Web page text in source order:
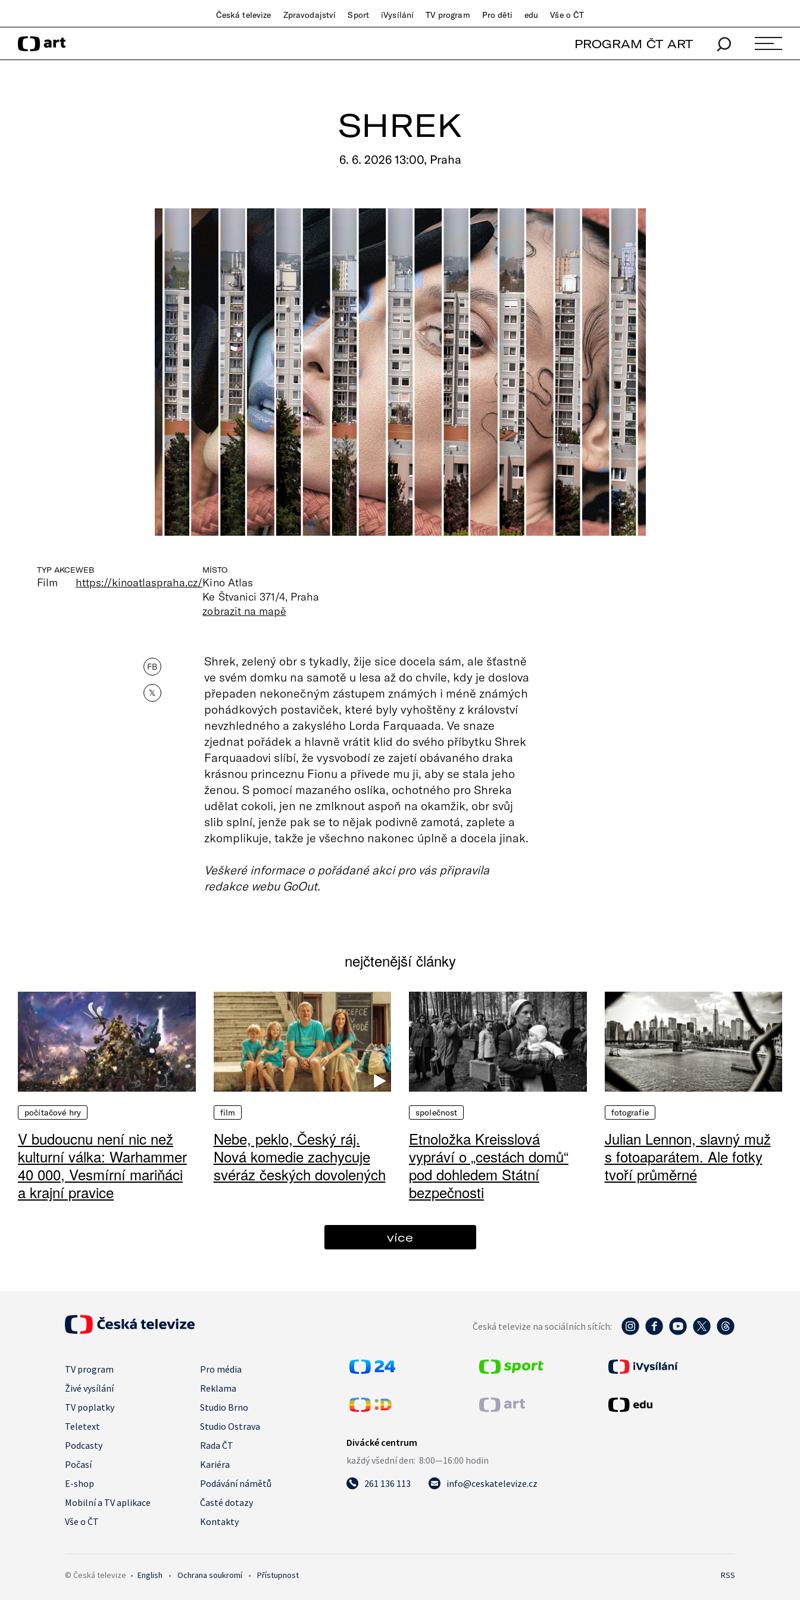
Česká televize Zpravodajství Sport iVysílání TV program Pro děti edu Vše o ČT
PROGRAM ČT ART
SHREK
6. 6. 2026 13:00, Praha
TYP AKCE
Film
WEB
https://kinoatlaspraha.cz/
MÍSTO
Kino Atlas
Ke Štvanici 371/4, Praha
zobrazit na mapě
FB
𝕏
Shrek, zelený obr s tykadly, žije sice docela sám, ale šťastně
ve svém domku na samotě u lesa až do chvíle, kdy je doslova
přepaden nekonečným zástupem známých i méně známých
pohádkových postaviček, které byly vyhoštěny z království
nevzhledného a zakyslého Lorda Farquaada. Ve snaze
zjednat pořádek a hlavně vrátit klid do svého příbytku Shrek
Farquaadovi slíbí, že vysvobodí ze zajetí obávaného draka
krásnou princeznu Fionu a přivede mu ji, aby se stala jeho
ženou. S pomocí mazaného oslíka, ochotného pro Shreka
udělat cokoli, jen ne zmlknout aspoň na okamžik, obr svůj
slib splní, jenže pak se to nějak podivně zamotá, zaplete a
zkomplikuje, takže je všechno nakonec úplně a docela jinak.
Veškeré informace o pořádané akci pro vás připravila
redakce webu GoOut.
nejčtenější články
počítačové hry
V budoucnu není nic než
kulturní válka: Warhammer
40 000, Vesmírní mariňáci
a krajní pravice
film
Nebe, peklo, Český ráj.
Nová komedie zachycuje
svéráz českých dovolených
společnost
Etnoložka Kreisslová
vypráví o „cestách domů“
pod dohledem Státní
bezpečnosti
fotografie
Julian Lennon, slavný muž
s fotoaparátem. Ale fotky
tvoří průměrné
více
Česká televize na sociálních sítích:
TV program
Pro média
Živé vysílání
Reklama
TV poplatky
Studio Brno
Teletext
Studio Ostrava
Podcasty
Rada ČT
Počasí
Kariéra
E-shop
Podávání námětů
Mobilní a TV aplikace
Časté dotazy
Vše o ČT
Kontakty
261 136 113 info@ceskatelevize.cz
© Česká televize • English • Ochrana soukromí • Přístupnost RSS